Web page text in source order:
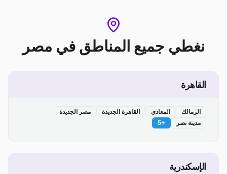
نغطي جميع المناطق في مصر
القاهرة
الزمالك المعادي القاهرة الجديدة
مصر الجديدة
مدينة نصر
+
5
الإسكندرية